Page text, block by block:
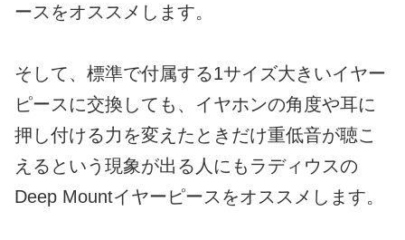
ースをオススメします。
そして、標準で付属する1サイズ大きいイヤー
ピースに交換しても、イヤホンの角度や耳に
押し付ける力を変えたときだけ重低音が聴こ
えるという現象が出る人にもラディウスの
Deep Mountイヤーピースをオススメします。